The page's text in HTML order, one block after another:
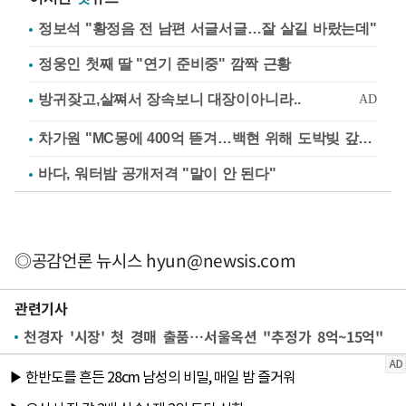
정보석 "황정음 전 남편 서글서글…잘 살길 바랐는데"
정웅인 첫째 딸 "연기 준비중" 깜짝 근황
차가원 "MC몽에 400억 뜯겨…백현 위해 도박빚 갚아줘"
바다, 워터밤 공개저격 "말이 안 된다"
◎공감언론 뉴시스hyun@newsis.com
관련기사
천경자 '시장' 첫 경매 출품…서울옥션 "추정가 8억~15억"